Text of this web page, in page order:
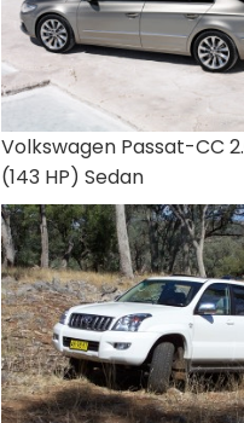
Volkswagen Passat-CC
(143 HP) Sedan